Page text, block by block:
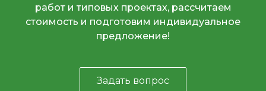
работ и типовых проектах, рассчитаем
стоимость и подготовим индивидуальное
предложение!
Задать вопрос